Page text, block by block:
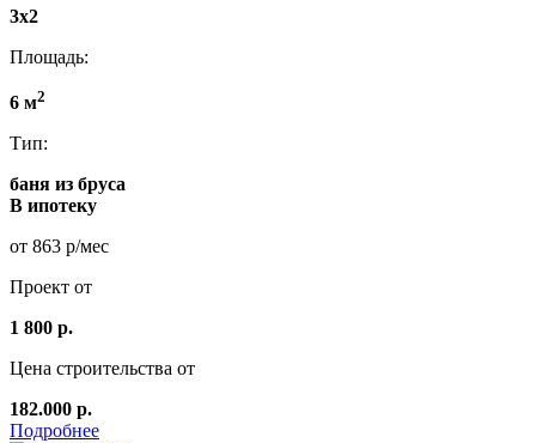
3x2
Площадь:
6 м2
Тип:
баня из бруса
В ипотеку
от 863 р/мес
Проект от
1 800 р.
Цена строительства от
182.000 р.
Подробнее